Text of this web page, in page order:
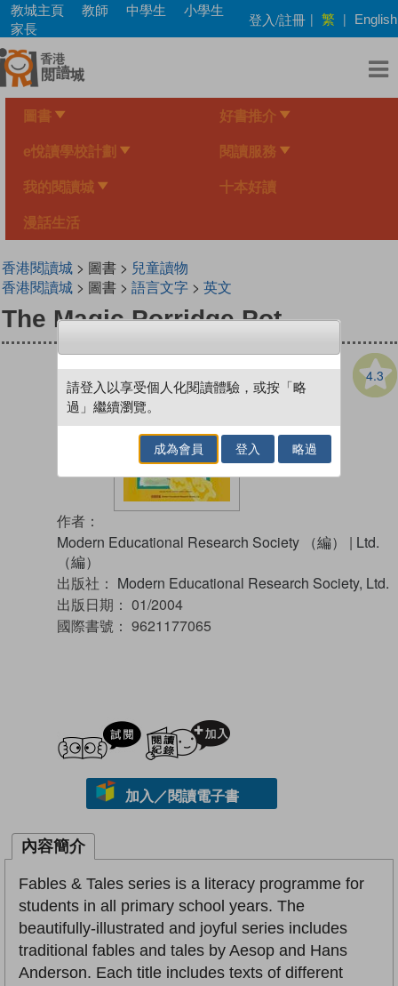
Skip
main
content
教城主頁 教師 中學生
小學生
家長
登入/註冊 | 繁 | English
圖書 好書推介
e悅讀學校計劃 閱讀服務
我的閱讀城 十本好讀
漫話生活
香港閱讀城> 圖書 > 兒童讀物
香港閱讀城> 圖書 > 語言文字> 英文
The Magic Porridge Pot
4.3
作者：
Modern Educational Research Society （編）
| Ltd.
（編）
出版社： Modern Educational Research Society, Ltd.
出版日期： 01/2004
國際書號： 9621177065
試閲
加入／閱讀電子書
內容簡介
Fables & Tales series is a literacy programme for
students in all primary school years. The
beautifully-illustrated and joyful series includes
traditional fables and tales by Aesop and Hans
Anderson. Each title includes texts of different
請登入以享受個人化閱讀體驗，或按「略
過」繼續瀏覽。
成為會員 登入 略過